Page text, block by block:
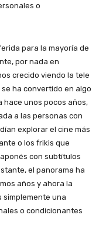
o
para la mayoría de
por nada en
crecido viendo la tele
ha convertido en algo
unos pocos años,
a las personas con
explorar el cine más
o los frikis que
con subtítulos
el panorama ha
años y ahora la
simplemente una
o condicionantes